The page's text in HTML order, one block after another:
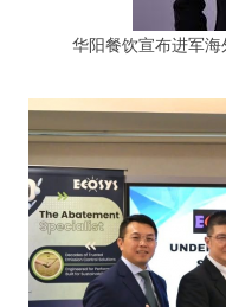
华阳餐饮宣布进军